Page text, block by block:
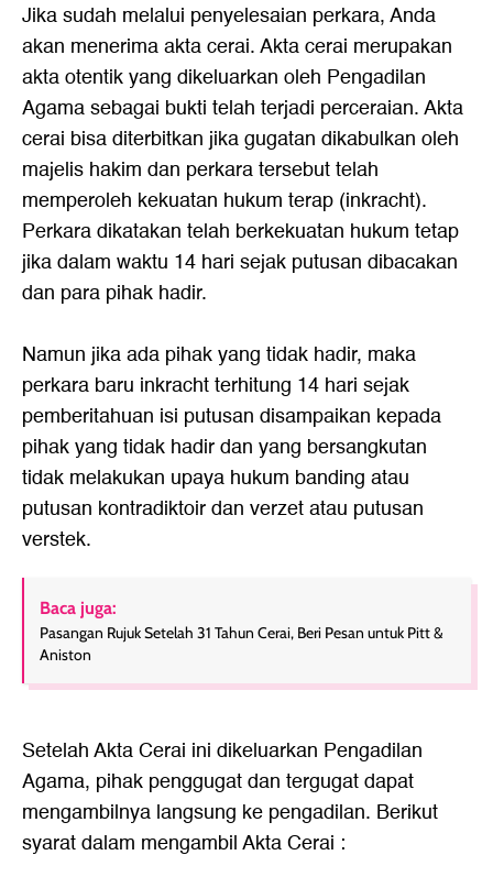
Jika sudah melalui penyelesaian perkara, Anda
akan menerima akta cerai. Akta cerai merupakan
akta otentik yang dikeluarkan oleh Pengadilan
Agama sebagai bukti telah terjadi perceraian. Akta
cerai bisa diterbitkan jika gugatan dikabulkan oleh
majelis hakim dan perkara tersebut telah
memperoleh kekuatan hukum terap (inkracht).
Perkara dikatakan telah berkekuatan hukum tetap
jika dalam waktu 14 hari sejak putusan dibacakan
dan para pihak hadir.
Namun jika ada pihak yang tidak hadir, maka
perkara baru inkracht terhitung 14 hari sejak
pemberitahuan isi putusan disampaikan kepada
pihak yang tidak hadir dan yang bersangkutan
tidak melakukan upaya hukum banding atau
putusan kontradiktoir dan verzet atau putusan
verstek.
Baca juga:
Pasangan Rujuk Setelah 31 Tahun Cerai, Beri Pesan untuk Pitt &
Aniston
Setelah Akta Cerai ini dikeluarkan Pengadilan
Agama, pihak penggugat dan tergugat dapat
mengambilnya langsung ke pengadilan. Berikut
syarat dalam mengambil Akta Cerai :